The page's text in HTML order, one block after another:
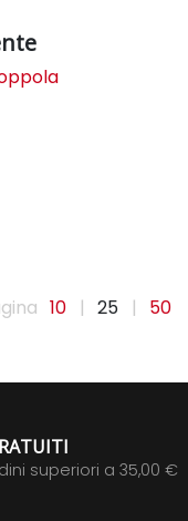
10 | 25 | 50
superiori a 35,00 €